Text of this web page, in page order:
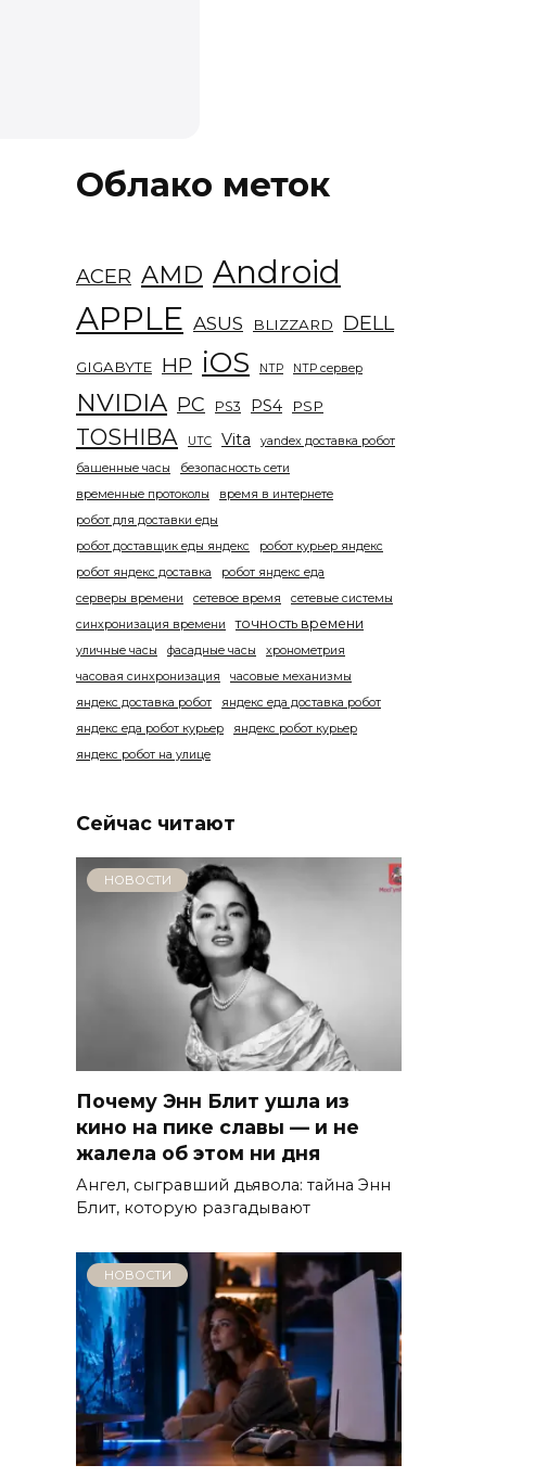
Облако меток
ACER AMD Android
APPLE ASUS BLIZZARD DELL
GIGABYTE HP iOS NTP NTP сервер
NVIDIA PC PS3 PS4 PSP
TOSHIBA UTC Vita
yandex доставка робот
башенные часы
безопасность сети
временные протоколы
время в интернете
робот для доставки еды
робот доставщик еды яндекс
робот курьер яндекс
робот яндекс доставка
робот яндекс еда
серверы времени
сетевое время
сетевые системы
синхронизация времени
точность времени
уличные часы фасадные часы
хронометрия
часовая синхронизация
часовые механизмы
яндекс доставка робот
яндекс еда доставка робот
яндекс еда робот курьер
яндекс робот курьер
яндекс робот на улице
Сейчас читают
НОВОСТИ
Почему Энн Блит ушла из
кино на пике славы — и не
жалела об этом ни дня
Ангел, сыгравший дьявола: тайна Энн
Блит, которую разгадывают
НОВОСТИ